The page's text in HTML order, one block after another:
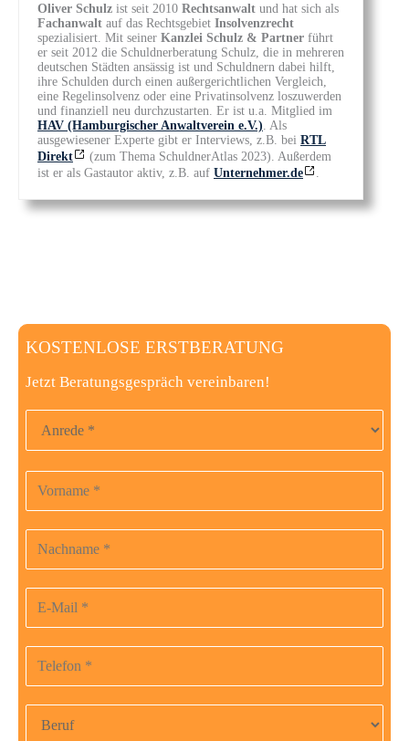
Oliver Schulz ist seit 2010 Rechtsanwalt und hat sich als
Fachanwalt auf das Rechtsgebiet Insolvenzrecht
spezialisiert. Mit seiner Kanzlei Schulz & Partner führt
er seit 2012 die Schuldnerberatung Schulz, die in mehreren
deutschen Städten ansässig ist und Schuldnern dabei hilft,
ihre Schulden durch einen außergerichtlichen Vergleich,
eine Regelinsolvenz oder eine Privatinsolvenz loszuwerden
und finanziell neu durchzustarten. Er ist u.a. Mitglied im
HAV (Hamburgischer Anwaltverein e.V.) . Als
ausgewiesener Experte gibt er Interviews, z.B. bei RTL
Direkt
(zum Thema SchuldnerAtlas 2023). Außerdem
ist er als Gastautor aktiv, z.B. auf Unternehmer.de
KOSTENLOSE ERSTBERATUNG
Jetzt Beratungsgespräch vereinbaren!
Anrede
Bitte
lasse
dieses
Feld
Vorname
Nachname
E-Mail-Adresse
Telefonnummer
Beruf